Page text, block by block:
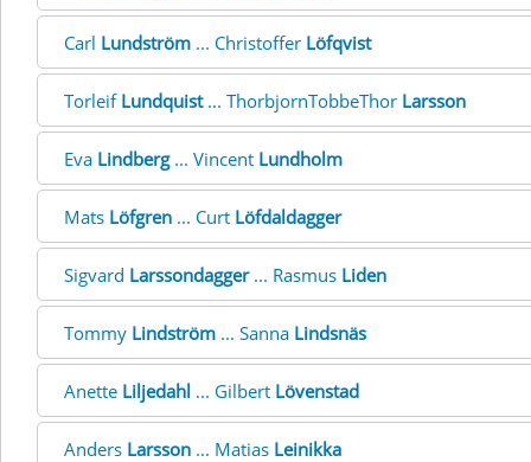
Carl Lundström ... Christoffer Löfqvist
Torleif Lundquist... ThorbjornTobbeThor Larsson
Eva Lindberg... Vincent Lundholm
Mats Löfgren ... Curt Löfdaldagger
Sigvard Larssondagger... Rasmus Liden
Tommy Lindström ... Sanna Lindsnäs
Anette Liljedahl ... Gilbert Lövenstad
Anders Larsson ... Matias Leinikka